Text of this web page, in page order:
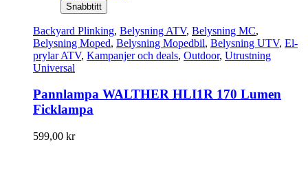
Snabbtitt
Backyard Plinking, Belysning ATV, Belysning MC,
Belysning Moped, Belysning Mopedbil, Belysning UTV, El-
prylar ATV, Kampanjer och deals, Outdoor, Utrustning
Universal
Pannlampa WALTHER HLI1R 170 Lumen
Ficklampa
599,00 kr